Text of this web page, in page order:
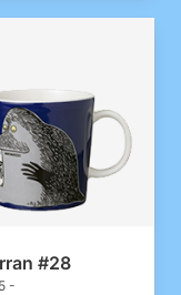
#28
-